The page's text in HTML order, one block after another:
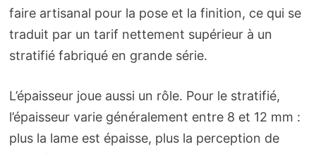
faire artisanal pour la pose et la finition, ce qui se
traduit par un tarif nettement supérieur à un
stratifié fabriqué en grande série.
L’épaisseur joue aussi un rôle. Pour le stratifié,
l’épaisseur varie généralement entre 8 et 12 mm :
plus la lame est épaisse, plus la perception de